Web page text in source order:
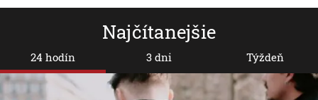
Najčítanejšie
24 hodín 3 dni Týždeň